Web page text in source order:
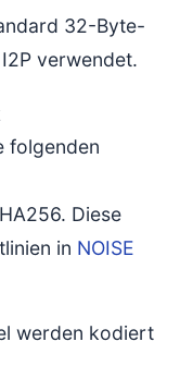
32-Byte-
verwendet.
folgenden
Diese
in NOISE
werden kodiert